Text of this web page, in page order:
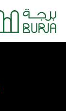
تخطي
إلى
المحتوى